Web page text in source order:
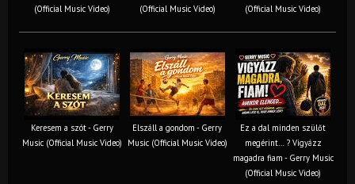
(Official Music Video)
(Official Music Video)
(Official Music Video)
Keresem a szót - Gerry
Music (Official Music Video)
Elszáll a gondom - Gerry
Music (Official Music Video)
Ez a dal minden szülőt
megérint… ? Vigyázz
magadra fiam - Gerry Music
(Official Music Video)